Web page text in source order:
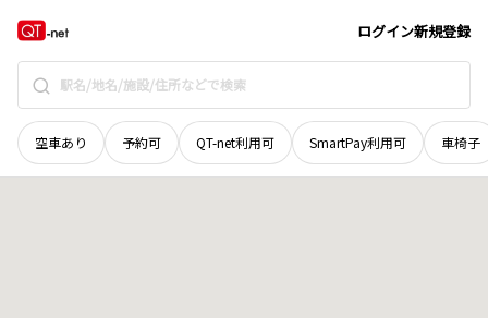
ログイン新規登録
空車あり 予約可 QT-net利用可 SmartPay利用可 車椅子
青森県